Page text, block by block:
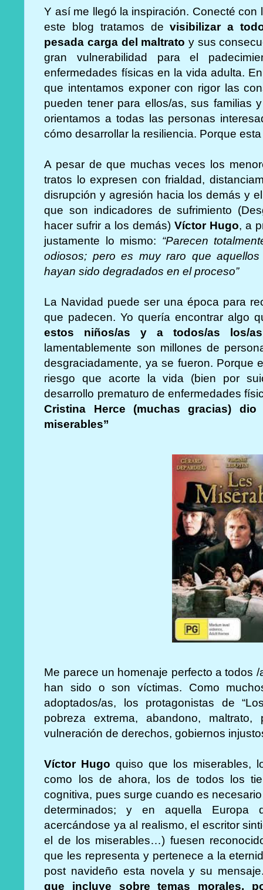
Y así me llegó la inspiración. Conecté
este blog tratamos devisibilizar a
pesada carga del maltrato y sus
gran vulnerabilidad para el
enfermedades físicas en la vida adulta.
que intentamos exponer con rigor las
pueden tener para ellos/as, sus familias
orientamos a todas las personas
cómo desarrollar la resiliencia. Porque
A pesar de que muchas veces los
tratos lo expresen con frialdad,
disrupción y agresión hacia los demás y
que son indicadores de sufrimiento
hacer sufrir a los demás)Víctor Hugo, a
justamente lo mismo: “Parecen
odiosos; pero es muy raro que
hayan sido degradados en el proceso”
La Navidad puede ser una época para
que padecen. Yo quería encontrar algo
estos niños/as y a todos/as los/
lamentablemente son millones de
desgraciadamente, ya se fueron. Porque
riesgo que acorte la vida (bien por
desarrollo prematuro de enfermedades
Cristina Herce (muchas gracias)
miserables”
Me parece un homenaje perfecto a todos
han sido o son víctimas. Como
adoptados/as, los protagonistas de
pobreza extrema, abandono,
vulneración de derechos, gobiernos
Víctor Hugo quiso que los miserables,
como los de ahora, los de todos los
cognitiva, pues surge cuando es
determinados; y en aquella Europa
acercándose ya al realismo, el escritor
el de los miserables…) fuesen
que les representa y pertenece a la
post navideño esta novela y su
que incluye sobre temas morales,